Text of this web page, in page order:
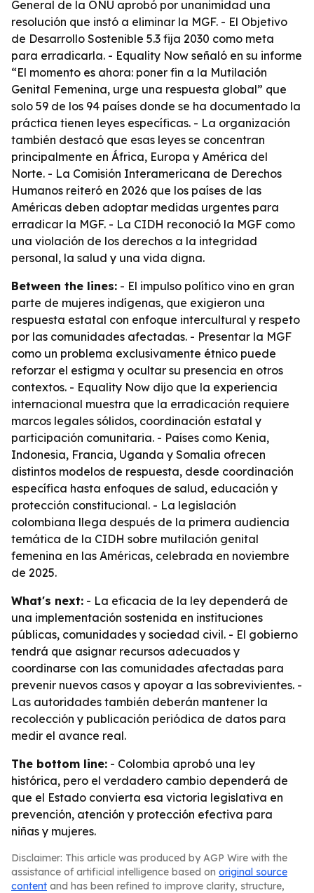
General de la ONU aprobó por unanimidad una
resolución que instó a eliminar la MGF. - El Objetivo
de Desarrollo Sostenible 5.3 fija 2030 como meta
para erradicarla. - Equality Now señaló en su informe
“El momento es ahora: poner fin a la Mutilación
Genital Femenina, urge una respuesta global” que
solo 59 de los 94 países donde se ha documentado la
práctica tienen leyes específicas. - La organización
también destacó que esas leyes se concentran
principalmente en África, Europa y América del
Norte. - La Comisión Interamericana de Derechos
Humanos reiteró en 2026 que los países de las
Américas deben adoptar medidas urgentes para
erradicar la MGF. - La CIDH reconoció la MGF como
una violación de los derechos a la integridad
personal, la salud y una vida digna.
Between the lines: - El impulso político vino en gran
parte de mujeres indígenas, que exigieron una
respuesta estatal con enfoque intercultural y respeto
por las comunidades afectadas. - Presentar la MGF
como un problema exclusivamente étnico puede
reforzar el estigma y ocultar su presencia en otros
contextos. - Equality Now dijo que la experiencia
internacional muestra que la erradicación requiere
marcos legales sólidos, coordinación estatal y
participación comunitaria. - Países como Kenia,
Indonesia, Francia, Uganda y Somalia ofrecen
distintos modelos de respuesta, desde coordinación
específica hasta enfoques de salud, educación y
protección constitucional. - La legislación
colombiana llega después de la primera audiencia
temática de la CIDH sobre mutilación genital
femenina en las Américas, celebrada en noviembre
de 2025.
What's next: - La eficacia de la ley dependerá de
una implementación sostenida en instituciones
públicas, comunidades y sociedad civil. - El gobierno
tendrá que asignar recursos adecuados y
coordinarse con las comunidades afectadas para
prevenir nuevos casos y apoyar a las sobrevivientes. -
Las autoridades también deberán mantener la
recolección y publicación periódica de datos para
medir el avance real.
The bottom line: - Colombia aprobó una ley
histórica, pero el verdadero cambio dependerá de
que el Estado convierta esa victoria legislativa en
prevención, atención y protección efectiva para
niñas y mujeres.
Disclaimer: This article was produced by AGP Wire with the
assistance of artificial intelligence based on original source
content and has been refined to improve clarity, structure,